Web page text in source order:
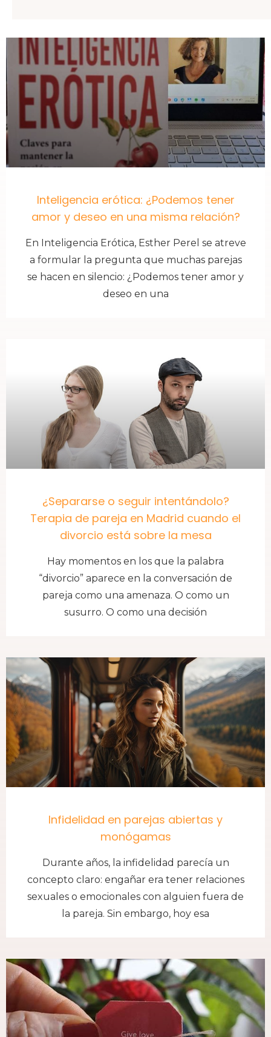
Inteligencia erótica: ¿Podemos tener
amor y deseo en una misma relación?
En Inteligencia Erótica, Esther Perel se atreve
a formular la pregunta que muchas parejas
se hacen en silencio: ¿Podemos tener amor y
deseo en una
¿Separarse o seguir intentándolo?
Terapia de pareja en Madrid cuando el
divorcio está sobre la mesa
Hay momentos en los que la palabra
“divorcio” aparece en la conversación de
pareja como una amenaza. O como un
susurro. O como una decisión
Infidelidad en parejas abiertas y
monógamas
Durante años, la infidelidad parecía un
concepto claro: engañar era tener relaciones
sexuales o emocionales con alguien fuera de
la pareja. Sin embargo, hoy esa